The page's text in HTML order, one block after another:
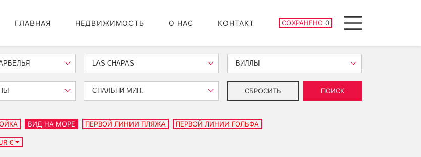
ГЛАВНАЯ НЕДВИЖИМОСТЬ О НАС КОНТАКТ СОХРАНЕНО 0
СОХРАНЕННЫЕ ОБЪЕКТЫ
Menu
LAS CHAPAS ВИЛЛЫ
СПАЛЬНИ МИН. СБРОСИТЬ ПОИСК
ВИД НА МОРЕ ПЕРВОЙ ЛИНИИ ПЛЯЖА ПЕРВОЙ ЛИНИИ ГОЛЬФА
€